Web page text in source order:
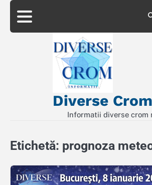
Skip
content
Diverse
Informatii diverse crom
Etichetă: prognoza